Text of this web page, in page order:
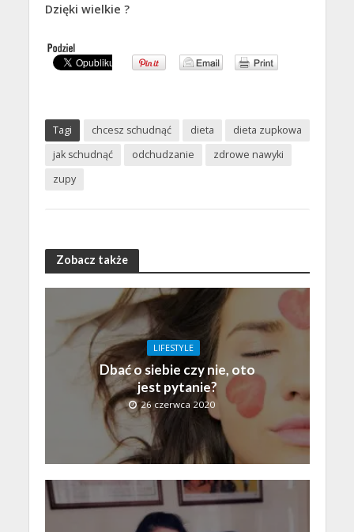
Dzięki wielkie ?
Tagi chcesz schudnąć dieta
dieta zupkowa
jak schudnąć
odchudzanie
zdrowe nawyki
zupy
Zobacz także
LIFESTYLE
Dbać o siebie czy nie, oto
jest pytanie?
26 czerwca 2020